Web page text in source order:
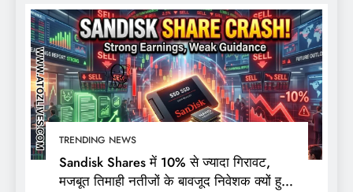
TRENDING NEWS
Sandisk Shares में 10% से ज्यादा गिरावट,
मजबूत तिमाही नतीजों के बावजूद निवेशक क्यों हुए